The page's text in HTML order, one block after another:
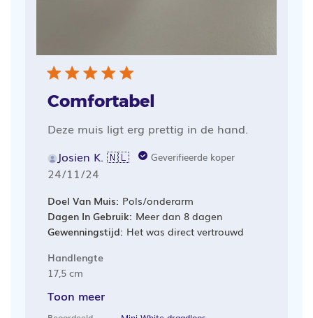
Comfortabel
Deze muis ligt erg prettig in de hand.
Josien K. 🇳🇱
Geverifieerde koper
Publicatiedatum
24/11/24
Doel Van Muis: Pols/onderarm
Dagen In Gebruik: Meer dan 8 dagen
Gewenningstijd: Het was direct vertrouwd
Handlengte
17,5 cm
Toon meer